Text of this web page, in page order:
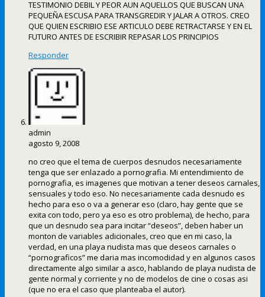
TESTIMONIO DEBIL Y PEOR AUN AQUELLOS QUE BUSCAN UNA
PEQUEÑA ESCUSA PARA TRANSGREDIR Y JALAR A OTROS. CREO
QUE QUIEN ESCRIBIO ESE ARTICULO DEBE RETRACTARSE Y EN EL
FUTURO ANTES DE ESCRIBIR REPASAR LOS PRINCIPIOS
Responder
admin
agosto 9, 2008
no creo que el tema de cuerpos desnudos necesariamente
tenga que ser enlazado a pornografia. Mi entendimiento de
pornografia, es imagenes que motivan a tener deseos carnales,
sensuales y todo eso. No necesariamente cada desnudo es
hecho para eso o va a generar eso (claro, hay gente que se
exita con todo, pero ya eso es otro problema), de hecho, para
que un desnudo sea para incitar “deseos”, deben haber un
monton de variables adicionales, creo que en mi caso, la
verdad, en una playa nudista mas que deseos carnales o
“pornograficos” me daria mas incomodidad y en algunos casos
directamente algo similar a asco, hablando de playa nudista de
gente normal y corriente y no de modelos de cine o cosas asi
(que no era el caso que planteaba el autor).